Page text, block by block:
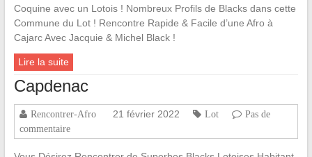
Coquine avec un Lotois ! Nombreux Profils de Blacks dans cette
Commune du Lot ! Rencontre Rapide & Facile d’une Afro à
Cajarc Avec Jacquie & Michel Black !
Lire la suite
Capdenac
Rencontrer-Afro 21 février 2022 Lot
Pas de
commentaire